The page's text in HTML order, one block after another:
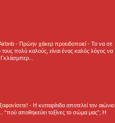
- Πρώην χάκερ προειδοποιεί- Το να σε
πολύ καλούς, είναι ένας καλός λόγος να
- H κυτταρίτιδα αποτελεί τον αιώνιο
“πού αποθηκεύει τοξίνες το σώμα μας”; Η